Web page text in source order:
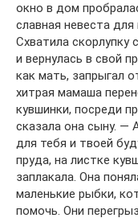
окно в дом
славная невеста
Схватила
и вернулась в свой
как мать, запрыгал
хитрая мамаша
кувшинки, посреди
сказала она сыну. —
для тебя и твоей
пруда, на листке
заплакала. Она
маленькие рыбки,
помочь. Они